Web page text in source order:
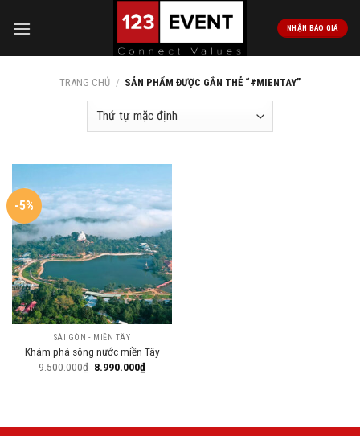
NHẬN BÁO GIÁ
TRANG CHỦ / SẢN PHẨM ĐƯỢC GẮN THẺ “#MIENTAY”
-5%
SÀI GÒN - MIỀN TÂY
Khám phá sông nước miền Tây
9.500.000₫ 8.990.000₫